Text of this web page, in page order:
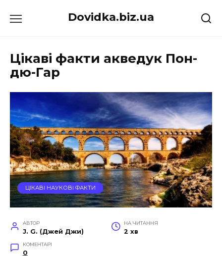
до
Dovidka.biz.ua
Цікаві факти акведук Пон-
дю-Гар
ЦІКАВІ НАУКОВІ ФАКТИ
АВТОР
J. G. (Джей Джи)
НА ЧИТАННЯ
2 хв
КОМЕНТАРІ
0